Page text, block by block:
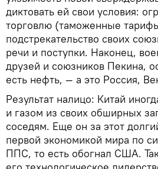
диктовать ей свои условия:
торговлю (таможенные
подстрекательство своих
речи и поступки. Наконец,
друзей и союзников Пекина,
есть нефть, — а это Россия,
Результат налицо: Китай
и газом из своих обширных
соседям. Еще он за этот
первой экономикой мира по
ППС, то есть обогнал США.